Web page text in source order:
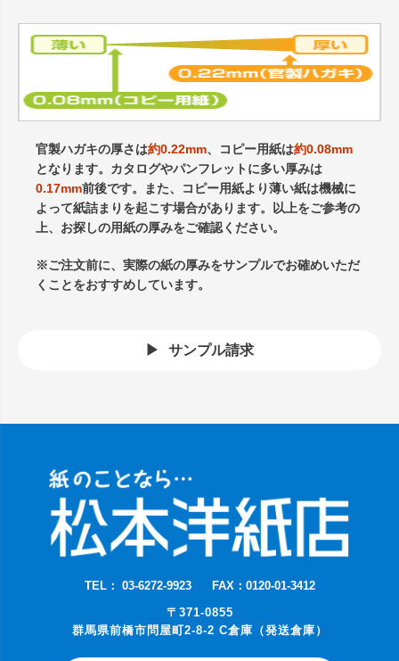
官製ハガキの厚さは約0.22mm、コピー用紙は約0.08mm
となります。カタログやパンフレットに多い厚みは
0.17mm前後です。また、コピー用紙より薄い紙は機械に
よって紙詰まりを起こす場合があります。以上をご参考の
上、お探しの用紙の厚みをご確認ください。
※ご注文前に、実際の紙の厚みをサンプルでお確めいただ
くことをおすすめしています。
サンプル請求
TEL： 03-6272-9923
FAX：0120-01-3412
〒371-0855
群馬県前橋市問屋町2-8-2 C倉庫（発送倉庫）